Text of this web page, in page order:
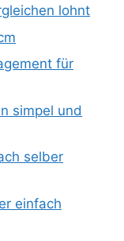
lohnt
für
simpel und
selber
einfach